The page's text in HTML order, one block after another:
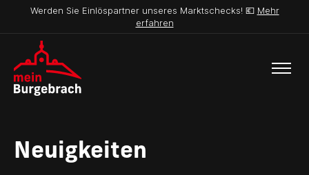
Werden Sie Einlöspartner unseres Marktschecks! 💶 Mehr
erfahren
Neuigkeiten